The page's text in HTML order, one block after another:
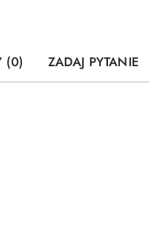
(0) ZADAJ PYTANIE